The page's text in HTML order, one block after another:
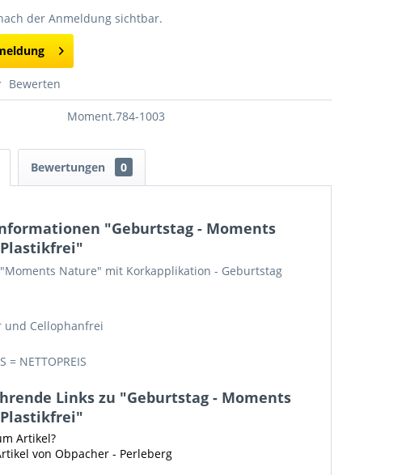
der Anmeldung sichtbar.
Bewerten
Moment.784-1003
Bewertungen 0
"Geburtstag - Moments
Nature" mit Korkapplikation - Geburtstag
und Cellophanfrei
= NETTOPREIS
Links zu "Geburtstag - Moments
Artikel?
von Obpacher - Perleberg